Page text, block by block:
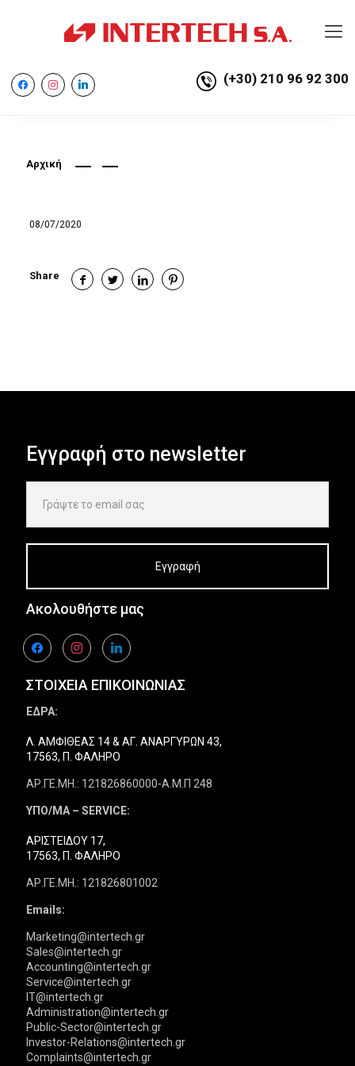
facebookinstagramlinkedin (+30) 210 96 92 300
Αρχική
08/07/2020
Share
Εγγραφή στο newsletter
Ακολουθήστε μας
facebookinstagramlinkedin
ΣΤΟΙΧΕΙΑ ΕΠΙΚΟΙΝΩΝΙΑΣ
ΕΔΡΑ:
Λ. ΑΜΦΙΘΕΑΣ 14 & ΑΓ. ΑΝΑΡΓΥΡΩΝ 43,
17563, Π. ΦΑΛΗΡΟ
ΑΡ.ΓΕ.ΜΗ.: 121826860000-Α.Μ.Π 248
ΥΠΟ/ΜΑ – SERVICE:
ΑΡΙΣΤΕΙΔΟΥ 17,
17563, Π. ΦΑΛΗΡΟ
ΑΡ.ΓΕ.ΜΗ.: 121826801002
Emails:
Marketing@intertech.gr
Sales@intertech.gr
Accounting@intertech.gr
Service@intertech.gr
IT@intertech.gr
Administration@intertech.gr
Public-Sector@intertech.gr
Investor-Relations@intertech.gr
Complaints@intertech.gr